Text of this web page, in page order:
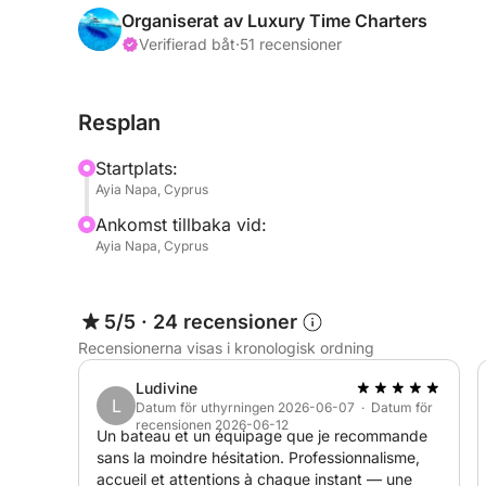
de navigerar på de bästa platserna längs kusten.
stannar vid gömda vikar och grottor och tar ett
vatten, tillsammans med ett utsökt urval av
firar en speciell händelse eller bara njuter av tid
motorbåtskryssning en dag fylld av nöje, skratt
Medelhavet.
Organiserat av Luxury Time Charters
Verifierad båt·51 recensioner
Resplan
Startplats:
Ayia Napa, Cyprus
Ankomst tillbaka vid:
Ayia Napa, Cyprus
5/5 · 24 recensioner
Recensionerna visas i kronologisk ordning
L
Ludivine
Datum för uthyrningen 2026-06-07 · Datum för
recensionen 2026-06-12
Un bateau et un équipage que je recommande
sans la moindre hésitation. Professionnalisme,
accueil et attentions à chaque instant — une